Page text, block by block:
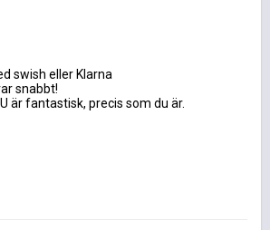
swish eller Klarna
snabbt!
är fantastisk, precis som du är.